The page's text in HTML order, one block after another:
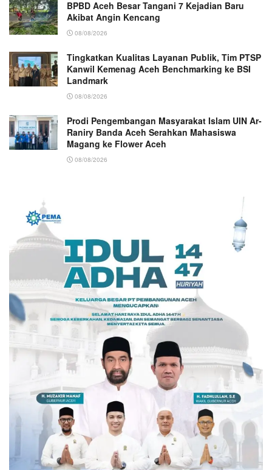
BPBD Aceh Besar Tangani 7 Kejadian Baru
Akibat Angin Kencang
08/08/2026
Tingkatkan Kualitas Layanan Publik, Tim PTSP
Kanwil Kemenag Aceh Benchmarking ke BSI
Landmark
08/08/2026
Prodi Pengembangan Masyarakat Islam UIN Ar-
Raniry Banda Aceh Serahkan Mahasiswa
Magang ke Flower Aceh
08/08/2026